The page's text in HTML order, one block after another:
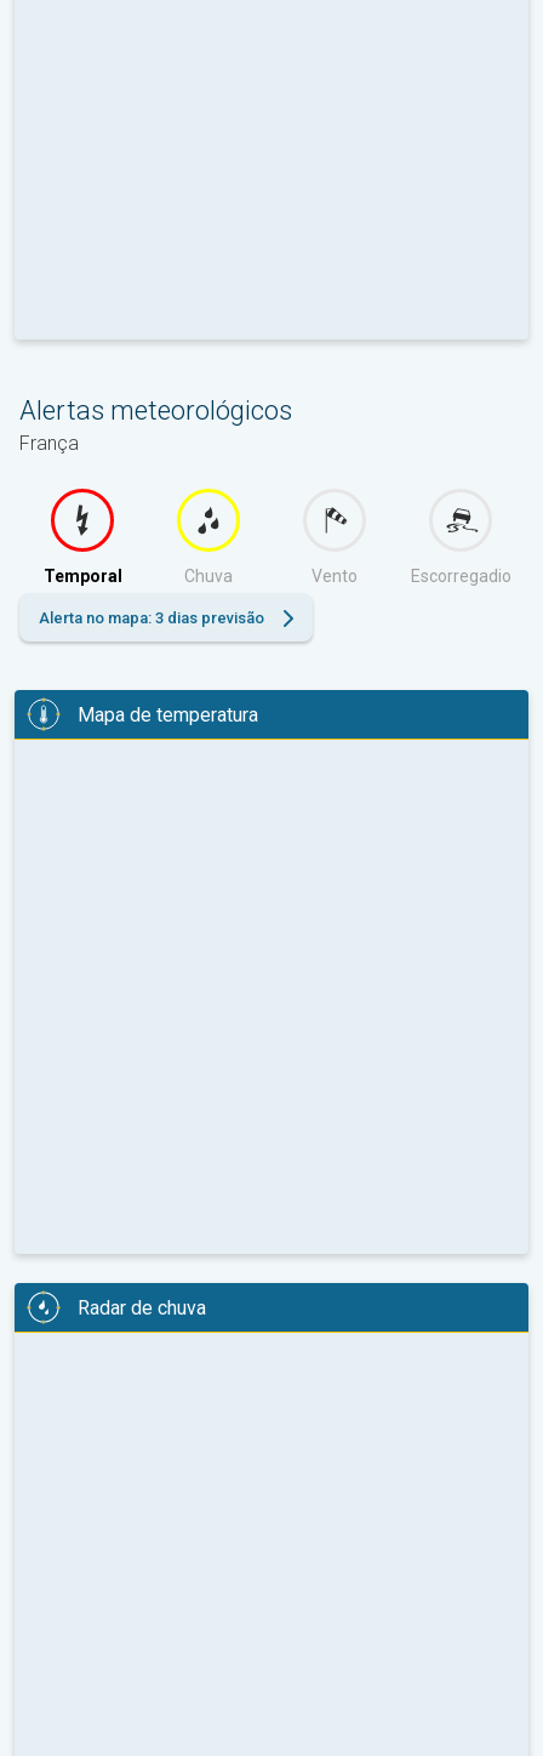
Alertas meteorológicos
França
Temporal Chuva Vento Escorregadio
Alerta no mapa: 3 dias previsão
Mapa de temperatura
Radar de chuva